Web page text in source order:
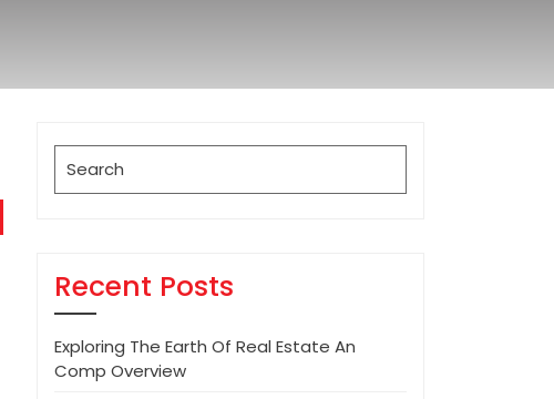
for:
Recent Posts
Exploring The Earth Of Real Estate An
Comp Overview